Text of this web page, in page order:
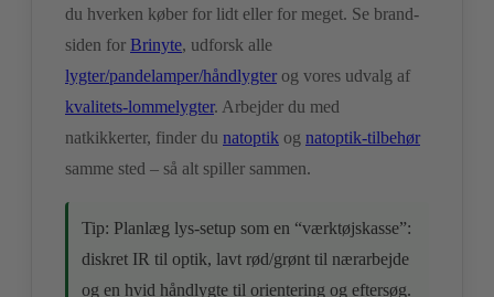
du hverken køber for lidt eller for meget. Se brand-
siden for Brinyte, udforsk alle
lygter/pandelamper/håndlygter og vores udvalg af
kvalitets-lommelygter. Arbejder du med
natkikkerter, finder du natoptik og natoptik-tilbehør
samme sted – så alt spiller sammen.
Tip: Planlæg lys-setup som en “værktøjskasse”:
diskret IR til optik, lavt rød/grønt til nærarbejde
og en hvid håndlygte til orientering og eftersøg.